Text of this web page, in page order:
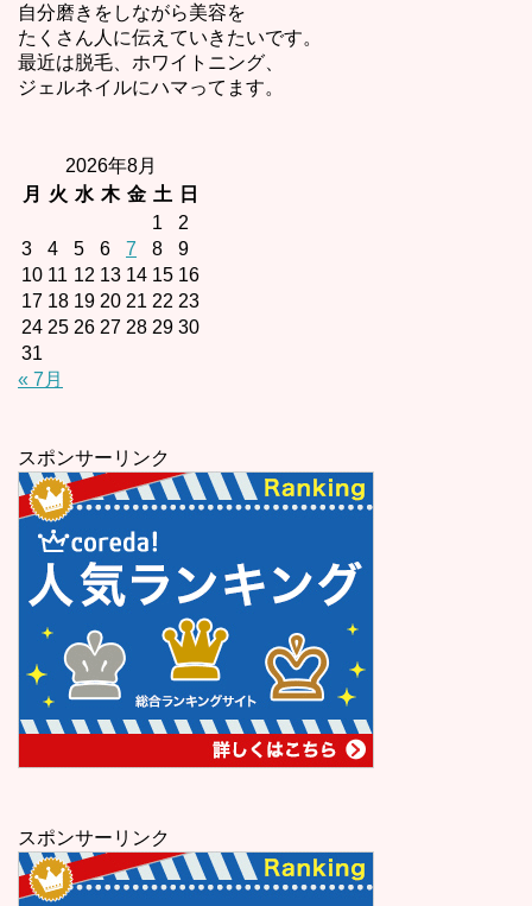
自分磨きをしながら美容を
たくさん人に伝えていきたいです。
最近は脱毛、ホワイトニング、
ジェルネイルにハマってます。
2026年8月
月
火 水 木 金 土
日
1
2
3
4 5 6 7 8
9
10 11 12 13 14 15 16
17 18 19 20 21 22 23
24 25 26 27 28 29 30
31
« 7月
スポンサーリンク
スポンサーリンク